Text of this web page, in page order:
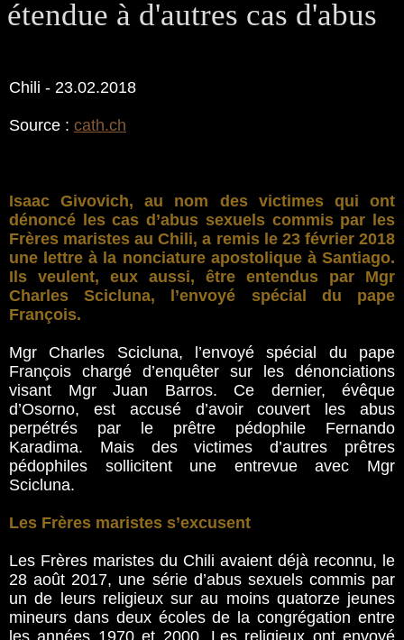
étendue à d'autres cas d'abus
Chili - 23.02.2018
Source : cath.ch
Isaac Givovich, au nom des victimes qui ont
dénoncé les cas d’abus sexuels commis par les
Frères maristes au Chili, a remis le 23 février 2018
une lettre à la nonciature apostolique à Santiago.
Ils veulent, eux aussi, être entendus par Mgr
Charles Scicluna, l’envoyé spécial du pape
François.
Mgr Charles Scicluna, l’envoyé spécial du pape
François chargé d’enquêter sur les dénonciations
visant Mgr Juan Barros. Ce dernier, évêque
d’Osorno, est accusé d’avoir couvert les abus
perpétrés par le prêtre pédophile Fernando
Karadima. Mais des victimes d’autres prêtres
pédophiles sollicitent une entrevue avec Mgr
Scicluna.
Les Frères maristes s’excusent
Les Frères maristes du Chili avaient déjà reconnu, le
28 août 2017, une série d’abus sexuels commis par
un de leurs religieux sur au moins quatorze jeunes
mineurs dans deux écoles de la congrégation entre
les années 1970 et 2000. Les religieux ont envoyé